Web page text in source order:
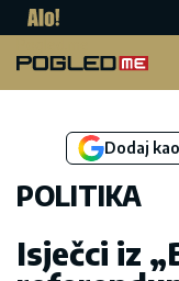
Dodaj
POLITIKA
Isječci iz